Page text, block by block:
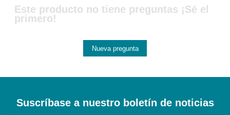
Este producto no tiene preguntas ¡Sé el
primero!
Nueva pregunta
Suscríbase a nuestro boletín de noticias